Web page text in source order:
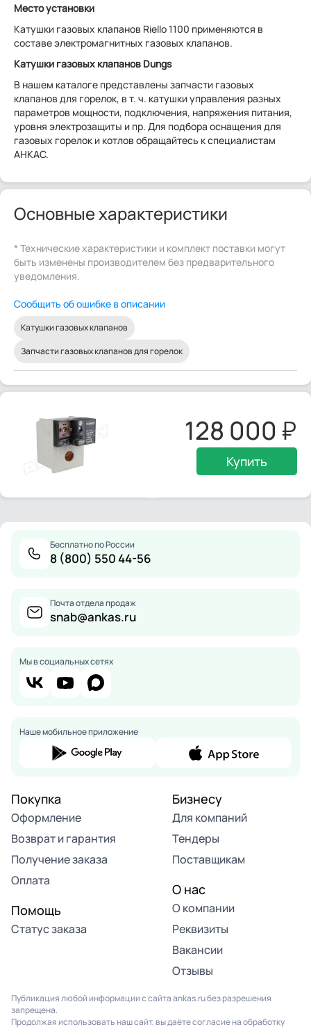
Место установки
Катушки газовых клапанов Riello 1100 применяются в
составе электромагнитных газовых клапанов.
Катушки газовых клапанов Dungs
В нашем каталоге представлены запчасти газовых
клапанов для горелок, в т. ч. катушки управления разных
параметров мощности, подключения, напряжения питания,
уровня электрозащиты и пр. Для подбора оснащения для
газовых горелок и котлов обращайтесь к специалистам
АНКАС.
Основные характеристики
* Технические характеристики и комплект поставки могут
быть изменены производителем без предварительного
уведомления.
Сообщить об ошибке в описании
Катушки газовых клапанов
Запчасти газовых клапанов для горелок
128 000
Купить
Бесплатно по России
8 (800) 550 44-56
Почта отдела продаж
snab@ankas.ru
Мы в социальных сетях
Наше мобильное приложение
Покупка
Оформление
Возврат и гарантия
Получение заказа
Оплата
Помощь
Статус заказа
Бизнесу
Для компаний
Тендеры
Поставщикам
О нас
О компании
Реквизиты
Вакансии
Отзывы
Публикация любой информации с сайта ankas.ru без разрешения
запрещена.
Продолжая использовать наш сайт, вы даёте согласие на обработку